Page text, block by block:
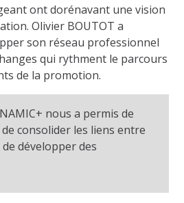
ont dorénavant une vision
Olivier BOUTOT a
son réseau professionnel
qui rythment le parcours
de la promotion.
nous a permis de
consolider les liens entre
développer des